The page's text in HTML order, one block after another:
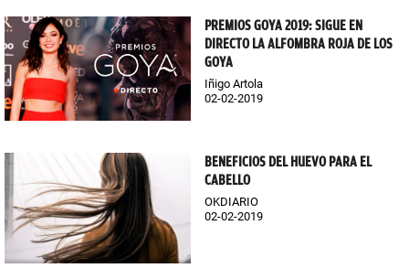
PREMIOS GOYA 2019: SIGUE EN
DIRECTO LA ALFOMBRA ROJA DE LOS
GOYA
Iñigo Artola
02-02-2019
BENEFICIOS DEL HUEVO PARA EL
CABELLO
OKDIARIO
02-02-2019